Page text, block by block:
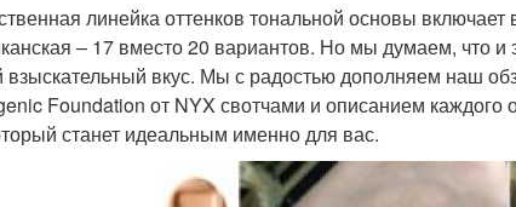
линейка оттенков тональной основы
– 17 вместо 20 вариантов. Но мы думаем, что и
вкус. Мы с радостью дополняем наш
Foundation от NYX свотчами и описанием каждого
станет идеальным именно для вас.